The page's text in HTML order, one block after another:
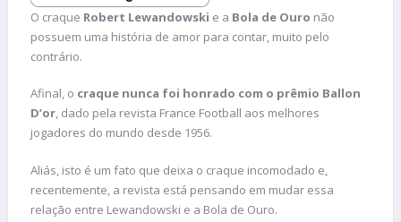
O craque Robert Lewandowski e a Bola de Ouro não
possuem uma história de amor para contar, muito pelo
contrário.
Afinal, o craque nunca foi honrado com o prêmio Ballon
D’or, dado pela revista France Football aos melhores
jogadores do mundo desde 1956.
Aliás, isto é um fato que deixa o craque incomodado e,
recentemente, a revista está pensando em mudar essa
relação entre Lewandowski e a Bola de Ouro.